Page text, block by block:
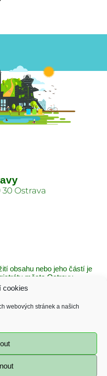
cookies
webových stránek a našich
Ostrava
obsahu nebo jeho částí je
města Ostravy.